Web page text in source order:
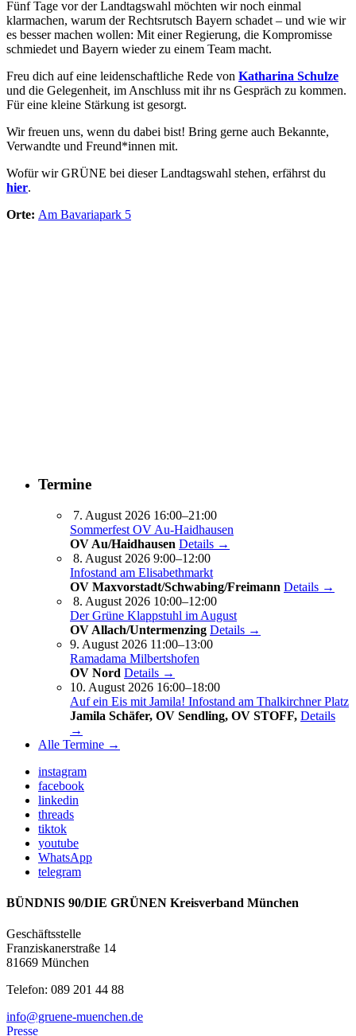
Fünf Tage vor der Landtagswahl möchten wir noch einmal
klarmachen, warum der Rechtsrutsch Bayern schadet – und wie wir
es besser machen wollen: Mit einer Regierung, die Kompromisse
schmiedet und Bayern wieder zu einem Team macht.
Freu dich auf eine leidenschaftliche Rede von Katharina Schulze
und die Gelegenheit, im Anschluss mit ihr ns Gespräch zu kommen.
Für eine kleine Stärkung ist gesorgt.
Wir freuen uns, wenn du dabei bist! Bring gerne auch Bekannte,
Verwandte und Freund*innen mit.
Wofür wir GRÜNE bei dieser Landtagswahl stehen, erfährst du
hier.
Orte: Am Bavariapark 5
Termine
7. August 2026 16:00–21:00
Sommerfest OV Au-Haidhausen
OV Au/Haidhausen Details →
8. August 2026 9:00–12:00
Infostand am Elisabethmarkt
OV Maxvorstadt/Schwabing/Freimann Details →
8. August 2026 10:00–12:00
Der Grüne Klappstuhl im August
OV Allach/Untermenzing Details →
9. August 2026 11:00–13:00
Ramadama Milbertshofen
OV Nord Details →
10. August 2026 16:00–18:00
Auf ein Eis mit Jamila! Infostand am Thalkirchner Platz
Jamila Schäfer, OV Sendling, OV STOFF, Details
→
Alle Termine →
instagram
facebook
linkedin
threads
tiktok
youtube
WhatsApp
telegram
BÜNDNIS 90/DIE GRÜNEN Kreisverband München
Geschäftsstelle
Franziskanerstraße 14
81669 München
Telefon: 089 201 44 88
info@gruene-muenchen.de
Presse